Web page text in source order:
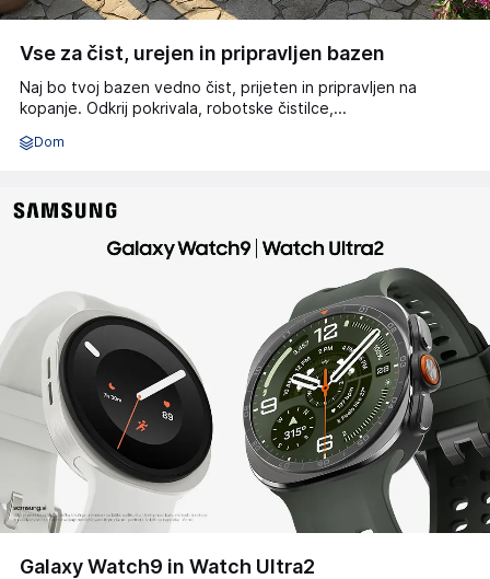
Vse za čist, urejen in pripravljen bazen
Naj bo tvoj bazen vedno čist, prijeten in pripravljen na
kopanje. Odkrij pokrivala, robotske čistilce,...
Dom
Galaxy Watch9 in Watch Ultra2